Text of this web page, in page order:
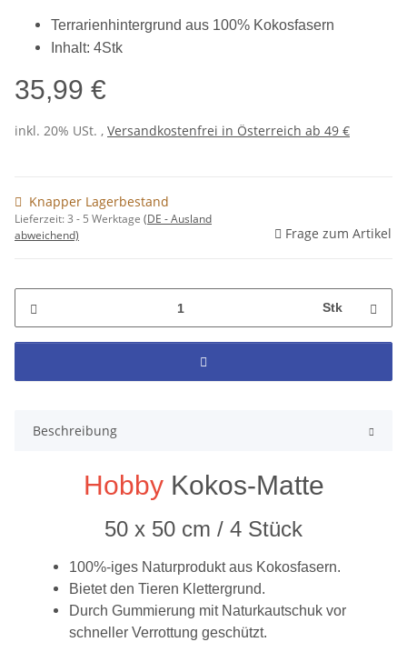
Terrarienhintergrund aus 100% Kokosfasern
Inhalt: 4Stk
35,99 €
inkl. 20% USt. , Versandkostenfrei in Österreich ab 49 €
Knapper Lagerbestand
Lieferzeit:3 - 5 Werktage (DE - Ausland
abweichend)
Frage zum Artikel
Stk
Beschreibung
HobbyKokos-Matte
50 x 50 cm / 4 Stück
100%-iges Naturprodukt aus Kokosfasern.
Bietet den Tieren Klettergrund.
Durch Gummierung mit Naturkautschuk vor
schneller Verrottung geschützt.